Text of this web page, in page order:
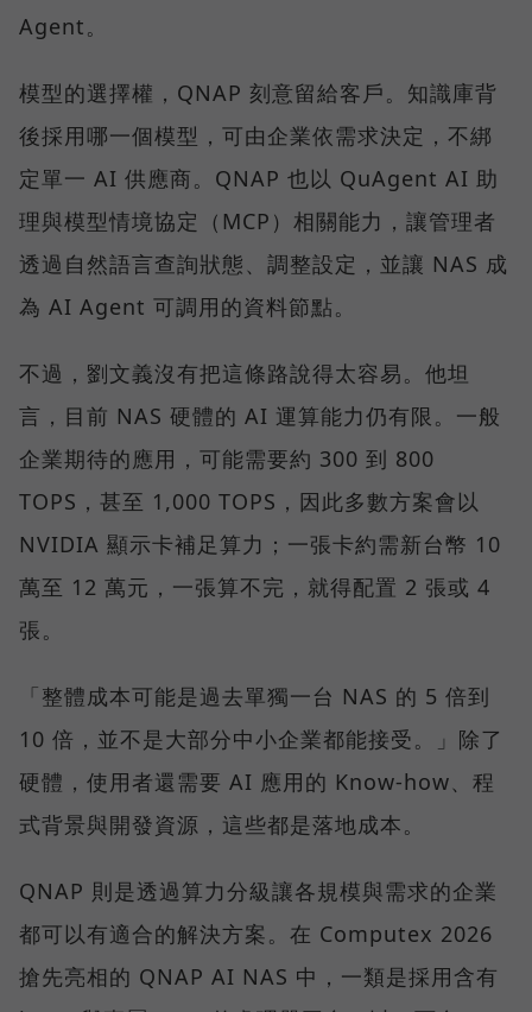
Agent。
模型的選擇權，QNAP 刻意留給客戶。知識庫背
後採用哪一個模型，可由企業依需求決定，不綁
定單一 AI 供應商。QNAP 也以 QuAgent AI 助
理與模型情境協定（MCP）相關能力，讓管理者
透過自然語言查詢狀態、調整設定，並讓 NAS 成
為 AI Agent 可調用的資料節點。
不過，劉文義沒有把這條路說得太容易。他坦
言，目前 NAS 硬體的 AI 運算能力仍有限。一般
企業期待的應用，可能需要約 300 到 800
TOPS，甚至 1,000 TOPS，因此多數方案會以
NVIDIA 顯示卡補足算力；一張卡約需新台幣 10
萬至 12 萬元，一張算不完，就得配置 2 張或 4
張。
「整體成本可能是過去單獨一台 NAS 的 5 倍到
10 倍，並不是大部分中小企業都能接受。」除了
硬體，使用者還需要 AI 應用的 Know-how、程
式背景與開發資源，這些都是落地成本。
QNAP 則是透過算力分級讓各規模與需求的企業
都可以有適合的解決方案。在 Computex 2026
搶先亮相的 QNAP AI NAS 中，一類是採用含有